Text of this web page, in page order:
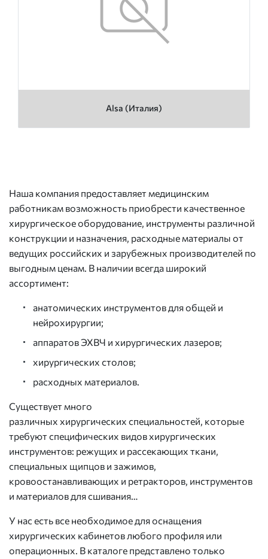
Alsa (Италия)
Наша компания предоставляет медицинским
работникам возможность приобрести качественное
хирургическое оборудование, инструменты различной
конструкции и назначения, расходные материалы от
ведущих российских и зарубежных производителей по
выгодным ценам. В наличии всегда широкий
ассортимент:
анатомических инструментов для общей и
нейрохирургии;
аппаратов ЭХВЧ и хирургических лазеров;
хирургических столов;
расходных материалов.
Существует много
различных хирургических специальностей, которые
требуют специфических видов хирургических
инструментов: режущих и рассекающих ткани,
специальных щипцов и зажимов,
кровоостанавливающих и ретракторов, инструментов
и материалов для сшивания…
У нас есть все необходимое для оснащения
хирургических кабинетов любого профиля или
операционных. В каталоге представлено только